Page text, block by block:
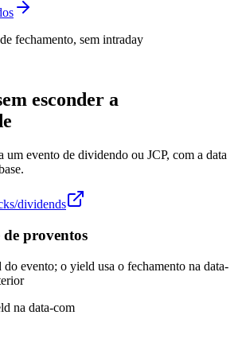
fechamento, sem intraday
esconder a
um evento de dividendo ou JCP, com a data
dividends
proventos
evento; o yield usa o fechamento na data-
na data-com